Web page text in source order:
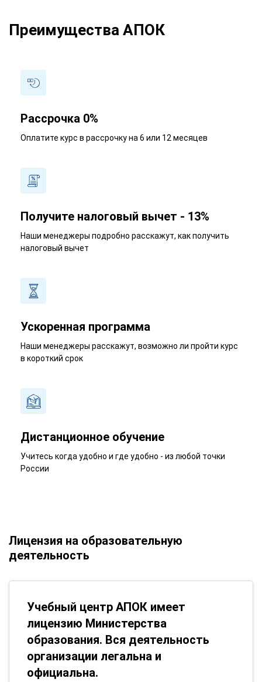
Преимущества АПОК
Рассрочка 0%
Оплатите курс в рассрочку на 6 или 12 месяцев
Получите налоговый вычет - 13%
Наши менеджеры подробно расскажут, как получить
налоговый вычет
Ускоренная программа
Наши менеджеры расскажут, возможно ли пройти курс
в короткий срок
Дистанционное обучение
Учитесь когда удобно и где удобно - из любой точки
России
Лицензия на образовательную
деятельность
Учебный центр АПОК имеет
лицензию Министерства
образования. Вся деятельность
организации легальна и
официальна.